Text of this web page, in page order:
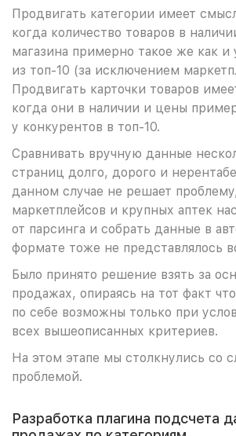
Продвигать категории имеет
когда количество товаров в
магазина примерно такое же как и
из топ-10 (за исключением
Продвигать карточки товаров
когда они в наличии и цены
у конкурентов в топ-10.
Сравнивать вручную данные
страниц долго, дорого и
данном случае не решает
маркетплейсов и крупных аптек
от парсинга и собрать данные в
формате тоже не представлялось
Было принято решение взять за
продажах, опираясь на тот факт
по себе возможны только при
всех вышеописанных критериев.
На этом этапе мы столкнулись со
проблемой.
Разработка плагина подсчета